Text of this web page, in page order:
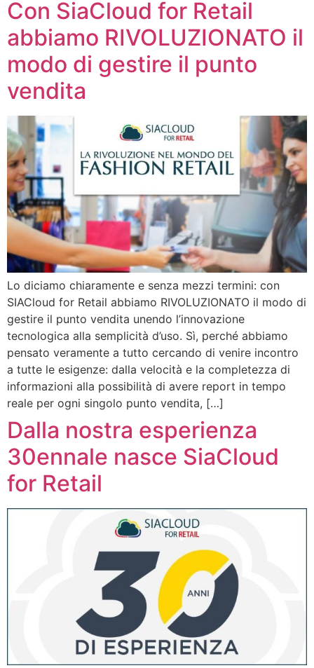
Con SiaCloud for Retail
abbiamo RIVOLUZIONATO il
modo di gestire il punto
vendita
Lo diciamo chiaramente e senza mezzi termini: con
SIACloud for Retail abbiamo RIVOLUZIONATO il modo di
gestire il punto vendita unendo l’innovazione
tecnologica alla semplicità d’uso. Sì, perché abbiamo
pensato veramente a tutto cercando di venire incontro
a tutte le esigenze: dalla velocità e la completezza di
informazioni alla possibilità di avere report in tempo
reale per ogni singolo punto vendita, […]
Dalla nostra esperienza
30ennale nasce SiaCloud
for Retail